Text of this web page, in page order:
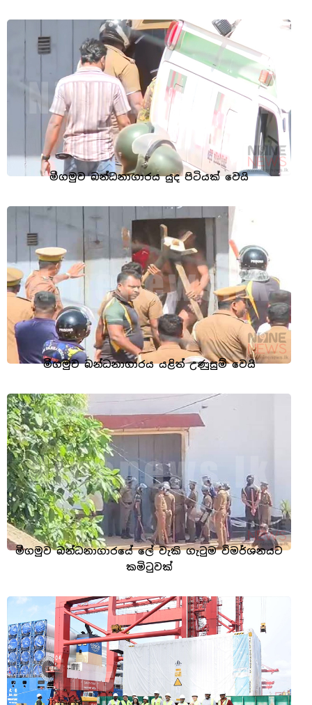
මීගමුව බන්ධනාගාරය යුද පිටියක් වෙයි
මීගමුව බන්ධනාගාරය යළිත් උණුසුම් වෙයි
මීගමුව බන්ධනාගාරයේ ලේ වැකි ගැටුම විමර්ශනයට
කමිටුවක්